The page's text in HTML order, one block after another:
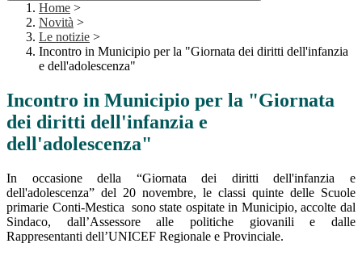
Home >
Novità >
Le notizie >
Incontro in Municipio per la "Giornata dei diritti dell'infanzia
e dell'adolescenza"
Incontro in Municipio per la "Giornata
dei diritti dell'infanzia e
dell'adolescenza"
In occasione della “Giornata dei diritti dell'infanzia e
dell'adolescenza” del 20 novembre, le classi quinte delle Scuole
primarie Conti-Mestica sono state ospitate in Municipio, accolte dal
Sindaco, dall’Assessore alle politiche giovanili e dalle
Rappresentanti dell’UNICEF Regionale e Provinciale.